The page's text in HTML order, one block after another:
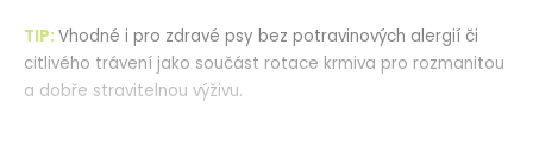
TIP: Vhodné i pro zdravé psy bez potravinových alergií či
citlivého trávení jako součást rotace krmiva pro rozmanitou
a dobře stravitelnou výživu.